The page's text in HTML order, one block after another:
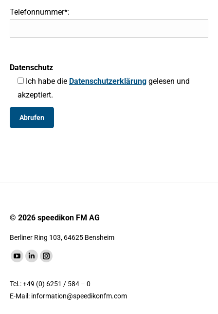
Telefonnummer*:
Datenschutz
Ich habe die Datenschutzerklärung gelesen und
akzeptiert.
© 2026 speedikon FM AG
Berliner Ring 103, 64625 Bensheim
Finde uns auf:
YouTube
wird
in
LinkedIn
wird
in
Instagram
wird
in
Tel.: +49 (0) 6251 / 584 – 0
E-Mail: information@speedikonfm.com